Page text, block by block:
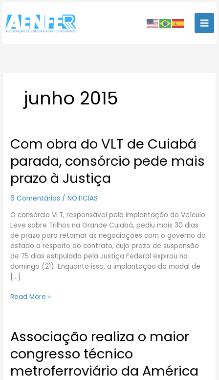
para
conteúdo
junho 2015
Com obra do VLT de Cuiabá
parada, consórcio pede mais
prazo à Justiça
6 Comentários /NOTICIAS
O consórcio VLT, responsável pela implantação do Veículo
Leve sobre Trilhos na Grande Cuiabá, pediu mais 30 dias
de prazo para retomar as negociações com o governo do
estado a respeito do contrato, cujo prazo de suspensão
de 75 dias estipulado pela Justiça Federal expirou no
domingo (21). Enquanto isso, a implantação do modal de
[…]
Com
obra
do
VLT
de
parada,
consórcio
pede
mais
prazo
à
Justiça
Read More »
Associação realiza o maior
congresso técnico
metroferroviário da América
Associação
realiza
o
congresso